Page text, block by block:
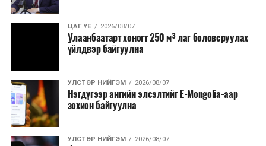
ЦАГ ҮЕ 2026/08/07
Улаанбаатарт хоногт 250 м³ лаг боловсруулах
үйлдвэр байгуулна
УЛСТӨР НИЙГЭМ 2026/08/07
Нэгдүгээр ангийн элсэлтийг E-Mongolia-аар
зохион байгуулна
УЛСТӨР НИЙГЭМ 2026/08/07